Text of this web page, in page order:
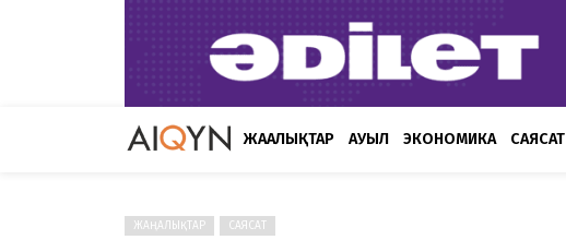
ЖАҢАЛЫҚТАР АУЫЛ ЭКОНОМИКА САЯСАТ
ЖАҢАЛЫҚТАР САЯСАТ